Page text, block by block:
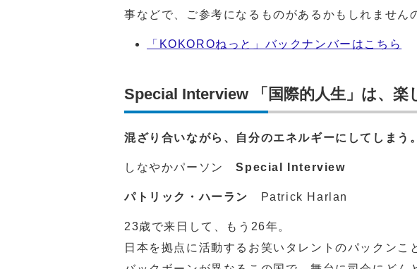
事などで、ご参考になるものがあるかもしれません
「KOKOROねっと」バックナンバーはこちら
Special Interview 「国際的人生」は、楽
混ざり合いながら、自分のエネルギーにしてしまう。
しなやかパーソンSpecial Interview
パトリック・ハーラン Patrick Harlan
23歳で来日して、もう26年。
日本を拠点に活動するお笑いタレントのパックンこ